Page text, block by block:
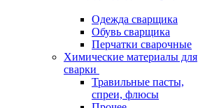
Одежда сварщика
Обувь сварщика
Перчатки сварочные
Химические материалы для
сварки
Травильные пасты,
спреи, флюсы